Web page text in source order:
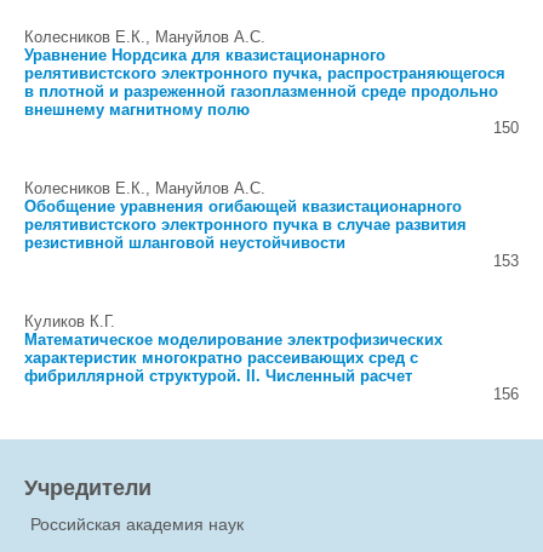
Колесников Е.К., Мануйлов А.С.
Уравнение Нордсика для квазистационарного
релятивистского электронного пучка, распространяющегося
в плотной и разреженной газоплазменной среде продольно
внешнему магнитному полю
150
Колесников Е.К., Мануйлов А.С.
Обобщение уравнения огибающей квазистационарного
релятивистского электронного пучка в случае развития
резистивной шланговой неустойчивости
153
Куликов К.Г.
Математическое моделирование электрофизических
характеристик многократно рассеивающих сред с
фибриллярной структурой. II. Численный расчет
156
Учредители
Российская академия наук